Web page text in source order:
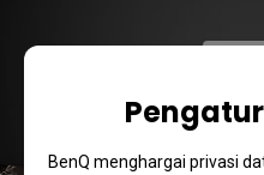
BenQ menghargai privasi